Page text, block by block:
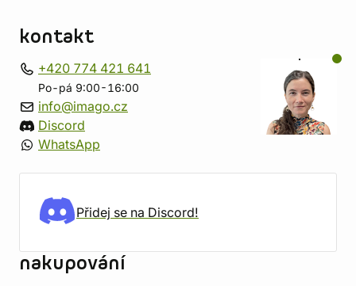
kontakt
+420 774 421 641
Po-pá 9:00-16:00
info@imago.cz
Discord
WhatsApp
Přidej se na Discord!
nakupování